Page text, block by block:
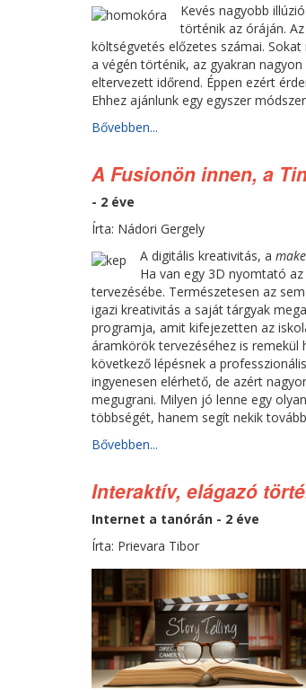
Kevés nagyobb
történik az óráján.
költségvetés előzetes számai.
a végén történik, az gyakran
eltervezett időrend. Éppen ezért
Ehhez ajánlunk egy egyszer
Bővebben...
A Fusionön innen, a
- 2 éve
Írta: Nádori Gergely
A digitális kreativitás, a
Ha van egy 3D nyomtató
tervezésébe. Természetesen az
igazi kreativitás a saját tárgyak
programja, amit kifejezetten az
áramkörök tervezéséhez is remekül
következő lépésnek a
ingyenesen elérhető, de azért
megugrani. Milyen jó lenne egy
többségét, hanem segít nekik
Bővebben...
Interaktív, elágazó
Internet a tanórán - 2 éve
Írta: Prievara Tibor